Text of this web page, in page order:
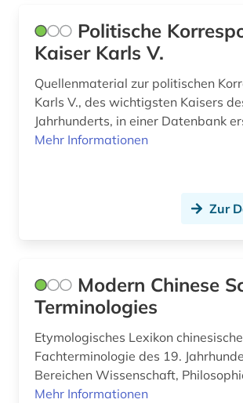
gedenktag (1)
genderforschung (1)
geografie (2)
geographie (2)
geschichte (57)
geschichte 1700-1900 (1)
geschichte 1800-2010 (1)
Politische
Kaiser Karls V.
Quellenmaterial zur politischen
Karls V., des wichtigsten Kaisers
Jahrhunderts, in einer Datenbank
Mehr Informationen
Zur
Modern Chinese
Terminologies
Etymologisches Lexikon
Fachterminologie des 19.
Bereichen Wissenschaft,
Mehr Informationen